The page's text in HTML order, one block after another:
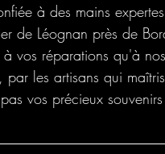
à des mains
de Léognan près de
vos réparations qu'à
par les artisans qui
vos précieux